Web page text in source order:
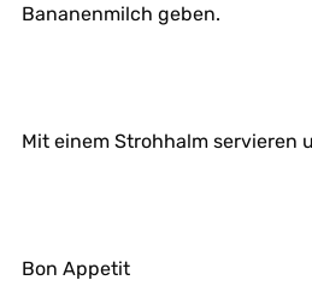
Bananenmilch geben.
Mit einem Strohhalm servieren
Bon Appetit